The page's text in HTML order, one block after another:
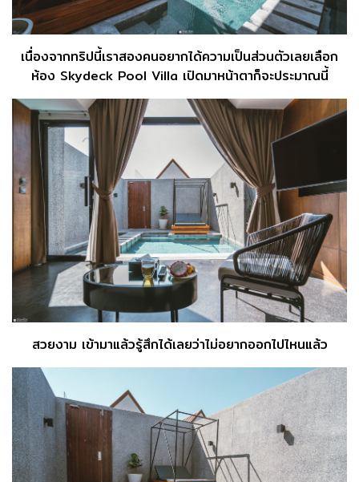
เนื่องจากทริปนี้เราสองคนอยากได้ความเป็นส่วนตัวเลยเลือก
ห้อง Skydeck Pool Villa เปิดมาหน้าตาก็จะประมาณนี้
สวยงาม เข้ามาแล้วรู้สึกได้เลยว่าไม่อยากออกไปไหนแล้ว